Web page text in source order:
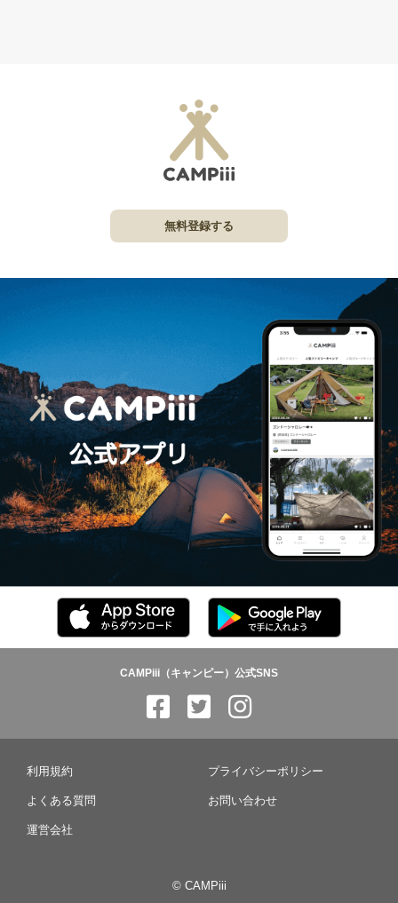
無料登録する
CAMPiii（キャンピー）公式SNS
利用規約 プライバシーポリシー
よくある質問 お問い合わせ
運営会社
© CAMPiii